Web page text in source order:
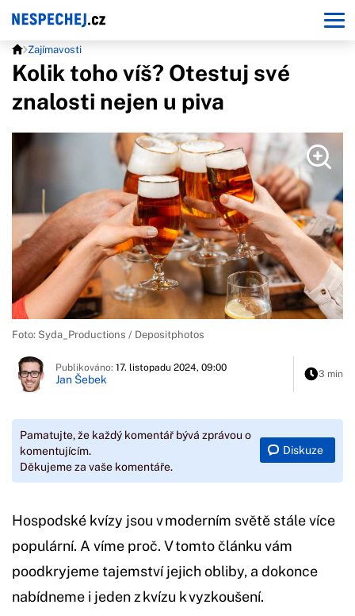
Zajímavosti
Kolik toho víš? Otestuj své
znalosti nejen u piva
Foto: Syda_Productions / Depositphotos
Publikováno: 17. listopadu 2024, 09:00
Jan Šebek 3 min
Pamatujte, že každý komentář bývá zprávou o
komentujícím.
Děkujeme za vaše komentáře.
Diskuze
Hospodské kvízy jsou v moderním světě stále více
populární. A víme proč. V tomto článku vám
poodkryjeme tajemství jejich obliby, a dokonce
nabídneme i jeden z kvízu k vyzkoušení.